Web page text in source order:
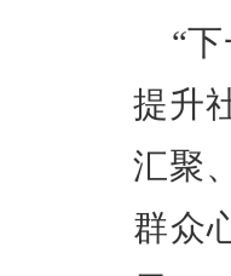
“
提升
汇聚
群众